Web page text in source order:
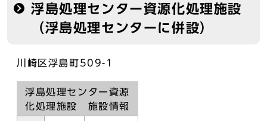
浮島処理センター資源化処理施設
（浮島処理センターに併設）
川崎区浮島町509-1
浮島処理センター資源
化処理施設 施設情報